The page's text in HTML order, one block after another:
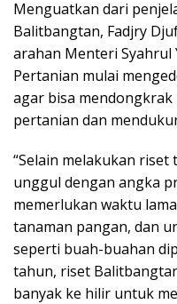
Menguatkan dari
Balitbangtan, Fadjry
arahan Menteri Syahrul
Pertanian mulai
agar bisa
pertanian dan
“Selain melakukan
unggul dengan angka
memerlukan waktu
tanaman pangan, dan
seperti buah-buahan
tahun, riset
banyak ke hilir untuk